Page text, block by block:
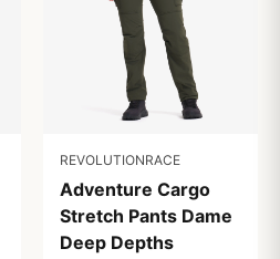
REVOLUTIONRACE
Adventure Cargo
Stretch Pants Dame
Deep Depths